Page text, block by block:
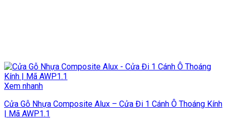
Xem nhanh
Cửa Gỗ Nhựa Composite Alux – Cửa Đi 1 Cánh Ô Thoáng Kính
| Mã AWP1.1